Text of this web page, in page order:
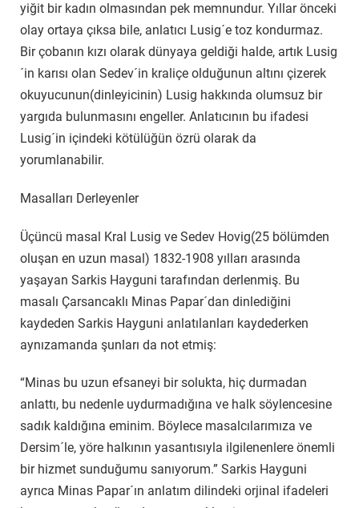
yiğit bir kadın olmasından pek memnundur. Yıllar önceki
olay ortaya çıksa bile, anlatıcı Lusig´e toz kondurmaz.
Bir çobanın kızı olarak dünyaya geldiği halde, artık Lusig
´in karısı olan Sedev´in kraliçe olduğunun altını çizerek
okuyucunun(dinleyicinin) Lusig hakkında olumsuz bir
yargıda bulunmasını engeller. Anlatıcının bu ifadesi
Lusig´in içindeki kötülüğün özrü olarak da
yorumlanabilir.
Masalları Derleyenler
Üçüncü masal Kral Lusig ve Sedev Hovig(25 bölümden
oluşan en uzun masal) 1832-1908 yılları arasında
yaşayan Sarkis Hayguni tarafından derlenmiş. Bu
masalı Çarsancaklı Minas Papar´dan dinlediğini
kaydeden Sarkis Hayguni anlatılanları kaydederken
aynızamanda şunları da not etmiş:
“Minas bu uzun efsaneyi bir solukta, hiç durmadan
anlattı, bu nedenle uydurmadığına ve halk söylencesine
sadık kaldığına eminim. Böylece masalcılarımıza ve
Dersim´le, yöre halkının yasantısıyla ilgilenenlere önemli
bir hizmet sunduğumu sanıyorum.” Sarkis Hayguni
ayrıca Minas Papar´ın anlatım dilindeki orjinal ifadeleri